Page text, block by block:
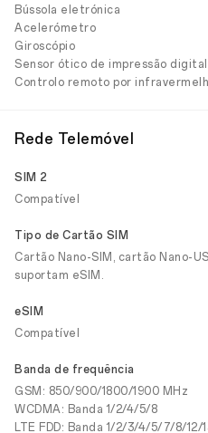
Bússola eletrónica
Acelerómetro
Giroscópio
Sensor ótico de impressão
Controlo remoto por
Rede Telemóvel
SIM 2
Compatível
Tipo de Cartão SIM
Cartão Nano-SIM, cartão Nano-
suportam eSIM.
eSIM
Compatível
Banda de frequência
GSM: 850/900/1800/1900 MHz
WCDMA: Banda 1/2/4/5/8
LTE FDD: Banda 1/2/3/4/5/7/8/